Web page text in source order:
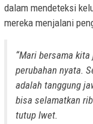
dalam mendeteksi
mereka menjalani
“Mari bersama
perubahan nyata.
adalah tanggung
bisa selamatkan
tutup Iwet.